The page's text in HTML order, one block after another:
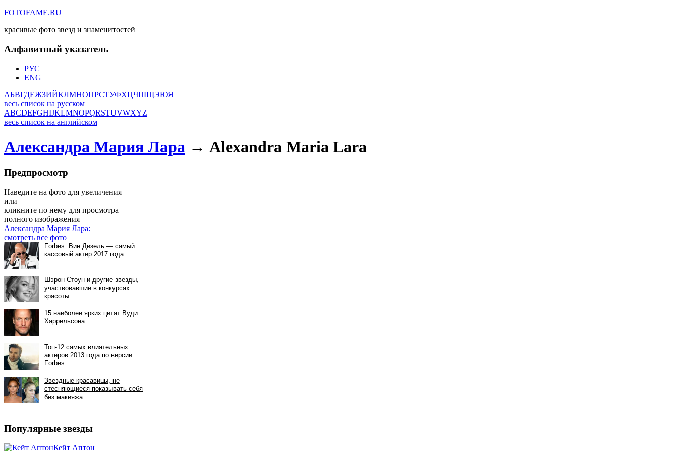
FOTOFAME.RU
красивые фото звезд и знаменитостей
Алфавитный указатель
РУС
ENG
АБВГДЕЖЗИЙКЛМНОПРСТУФХЦЧШЩЭЮЯ
весь список на русском
ABCDEFGHIJKLMNOPQRSTUVWXYZ
весь список на английском
Александра Мария Лара → Alexandra Maria Lara
Предпросмотр
Наведите на фото для увеличения
или
кликните по нему для просмотра
полного изображения
Александра Мария Лара:
смотреть все фото
Популярные звезды
Кейт Аптон